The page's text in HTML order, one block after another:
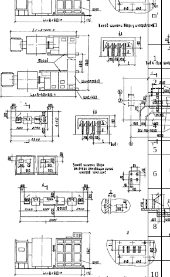
№
п/
п
1
2
3
4
5
6
7
8
9
10